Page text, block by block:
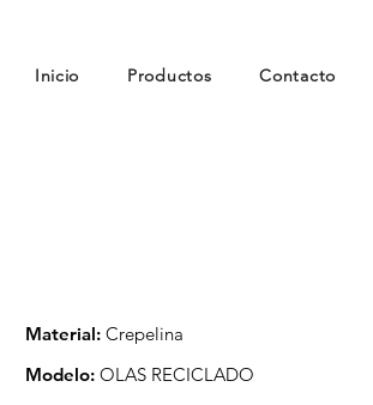
Inicio Productos Contacto
Material: Crepelina
Modelo: OLAS RECICLADO